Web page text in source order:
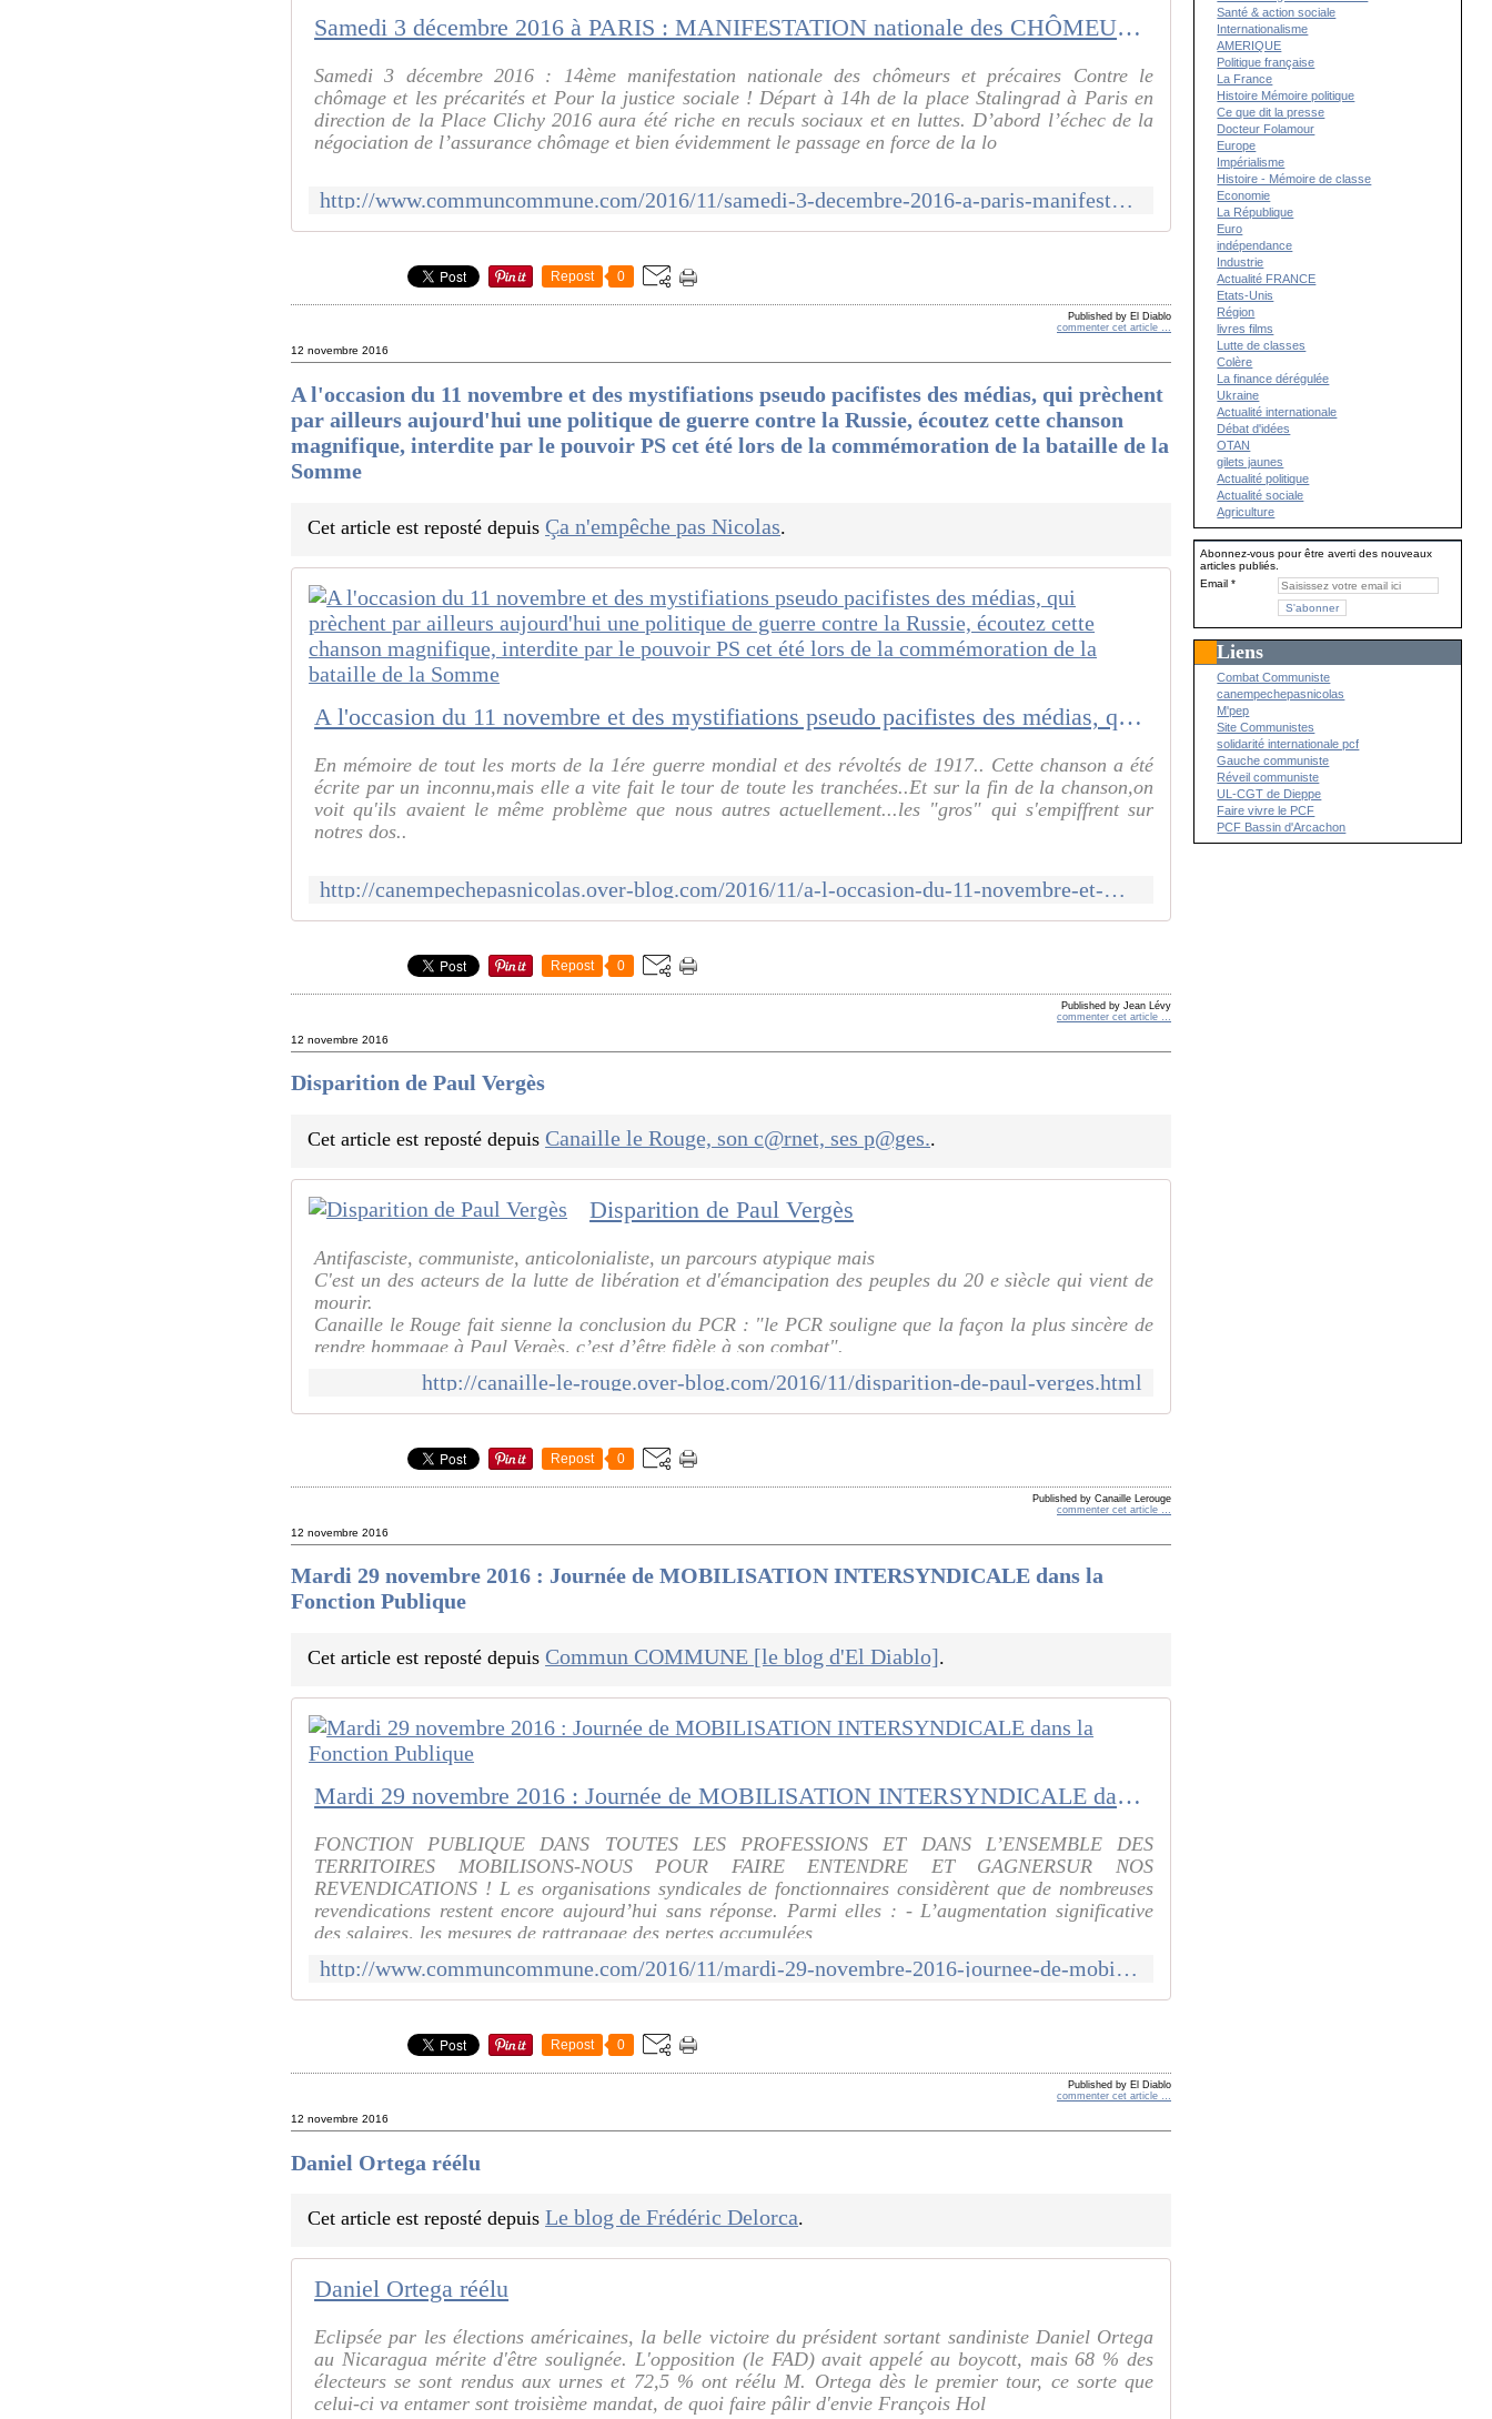
Samedi 3 décembre 2016 à PARIS : MANIFESTATION nationale des CHÔMEURS et précaires
Samedi 3 décembre 2016 : 14ème manifestation nationale des chômeurs et précaires Contre le
chômage et les précarités et Pour la justice sociale ! Départ à 14h de la place Stalingrad à Paris en
direction de la Place Clichy 2016 aura été riche en reculs sociaux et en luttes. D’abord l’échec de la
négociation de l’assurance chômage et bien évidemment le passage en force de la lo
http://www.communcommune.com/2016/11/samedi-3-decembre-2016-a-paris-manifestation-nationale-des-chomeurs-et-precaires.html
Repost 0
Published by El Diablo
commenter cet article …
12 novembre 2016
A l'occasion du 11 novembre et des mystifiations pseudo pacifistes des médias, qui prèchent
par ailleurs aujourd'hui une politique de guerre contre la Russie, écoutez cette chanson
magnifique, interdite par le pouvoir PS cet été lors de la commémoration de la bataille de la
Somme
Cet article est reposté depuisÇa n'empêche pas Nicolas.
A l'occasion du 11 novembre et des mystifiations pseudo pacifistes des médias, qui prèchent par ailleurs aujourd'hui une politique de guerre contre la Russie, écoutez cette chanson magnifique, interdite par le pouvoir PS cet été lors de la commémoration de la bataille de la Somme
En mémoire de tout les morts de la 1ére guerre mondial et des révoltés de 1917.. Cette chanson a été
écrite par un inconnu,mais elle a vite fait le tour de toute les tranchées..Et sur la fin de la chanson,on
voit qu'ils avaient le même problème que nous autres actuellement...les "gros" qui s'empiffrent sur
notres dos..
http://canempechepasnicolas.over-blog.com/2016/11/a-l-occasion-du-11-novembre-et-mystifiations-pseudo-pacifistes-des-medias-qui-prechent-par-ailleurs-aujourd-hui-une-politique-de-gue
Repost 0
Published by Jean Lévy
commenter cet article
12 novembre 2016
Disparition de Paul Vergès
Cet article est reposté depuisCanaille le Rouge, son c@rnet, ses p@ges..
Disparition de Paul Vergès
Antifasciste, communiste, anticolonialiste, un parcours atypique mais
C'est un des acteurs de la lutte de libération et d'émancipation des peuples du 20 e siècle qui vient de
mourir.
Canaille le Rouge fait sienne la conclusion du PCR : "le PCR souligne que la façon la plus sincère de
rendre hommage à Paul Vergès, c’est d’être fidèle à son combat".
http://canaille-le-rouge.over-blog.com/2016/11/disparition-de-paul-verges.html
Repost 0
Published by Canaille Lerouge
commenter cet article
12 novembre 2016
Mardi 29 novembre 2016 : Journée de MOBILISATION INTERSYNDICALE dans la
Fonction Publique
Cet article est reposté depuisCommun COMMUNE [le blog d'El Diablo].
Mardi 29 novembre 2016 : Journée de MOBILISATION INTERSYNDICALE dans la Fonction Publique
FONCTION PUBLIQUE DANS TOUTES LES PROFESSIONS ET DANS L’ENSEMBLE DES
TERRITOIRES MOBILISONS-NOUS POUR FAIRE ENTENDRE ET GAGNERSUR NOS
REVENDICATIONS ! L es organisations syndicales de fonctionnaires considèrent que de nombreuses
revendications restent encore aujourd’hui sans réponse. Parmi elles : - L’augmentation significative
des salaires, les mesures de rattrapage des pertes accumulées
http://www.communcommune.com/2016/11/mardi-29-novembre-2016-journee-de-mobilisation-intersyndicale-dans-la-fonction-publique.html
Repost 0
Published by El Diablo
commenter cet article
12 novembre 2016
Daniel Ortega réélu
Cet article est reposté depuisLe blog de Frédéric Delorca.
Daniel Ortega réélu
Eclipsée par les élections américaines, la belle victoire du président sortant sandiniste Daniel Ortega
au Nicaragua mérite d'être soulignée. L'opposition (le FAD) avait appelé au boycott, mais 68 % des
électeurs se sont rendus aux urnes et 72,5 % ont réélu M. Ortega dès le premier tour, ce sorte que
celui-ci va entamer sont troisième mandat, de quoi faire pâlir d'envie François Hol
Santé & action sociale
Internationalisme
AMERIQUE
Politique française
La France
Histoire Mémoire politique
Ce que dit la presse
Docteur Folamour
Europe
Impérialisme
Histoire - Mémoire de classe
Economie
La République
Euro
indépendance
Industrie
Actualité FRANCE
Etats-Unis
Région
livres films
Lutte de classes
Colère
La finance dérégulée
Ukraine
Actualité internationale
Débat d'idées
OTAN
gilets jaunes
Actualité politique
Actualité sociale
Agriculture
Abonnez-vous pour être averti des nouveaux
articles publiés.
Email
Liens
Combat Communiste
canempechepasnicolas
M'pep
Site Communistes
solidarité internationale pcf
Gauche communiste
Réveil communiste
UL-CGT de Dieppe
Faire vivre le PCF
PCF Bassin d'Arcachon